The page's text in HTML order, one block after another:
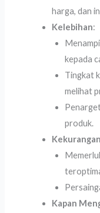
harga, dan
Kelebihan:
kepada
Tingkat
melihat
produk.
Kekurangan
Kapan